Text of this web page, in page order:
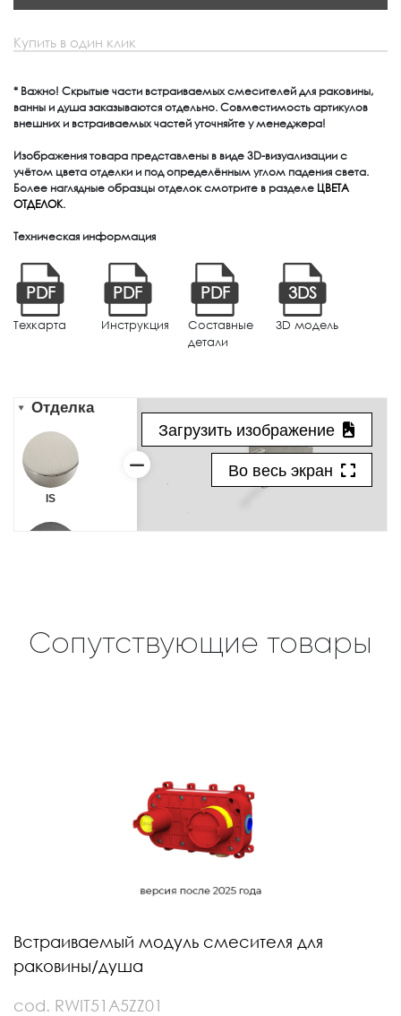
Купить в один клик
* Важно! Скрытые части встраиваемых смесителей для раковины,
ванны и душа заказываются отдельно. Совместимость артикулов
внешних и встраиваемых частей уточняйте у менеджера!
Изображения товара представлены в виде 3D-визуализации с
учётом цвета отделки и под определённым углом падения света.
Более наглядные образцы отделок смотрите в разделе ЦВЕТА
ОТДЕЛОК.
Техническая информация
PDF
Техкарта
PDF
Инструкция
PDF
Составные
детали
3DS
3D модель
Сопутствующие товары
Встраиваемый модуль смесителя для
раковины/душа
cod. RWIT51A5ZZ01